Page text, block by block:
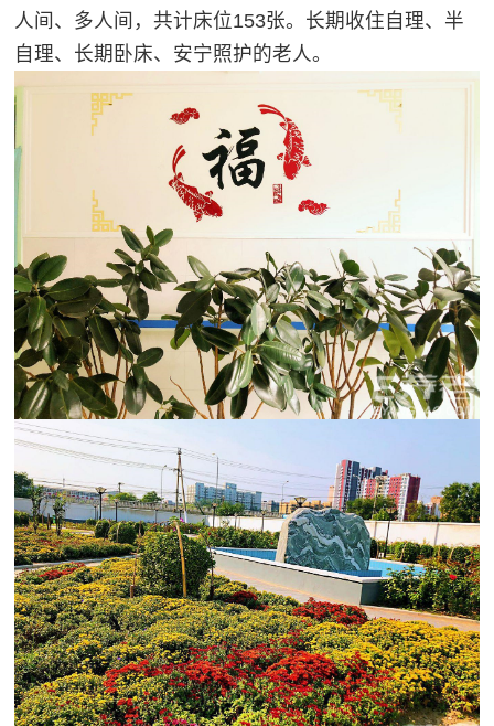
人间、多人间，共计床位153张。长期收住自理、半
自理、长期卧床、安宁照护的老人。